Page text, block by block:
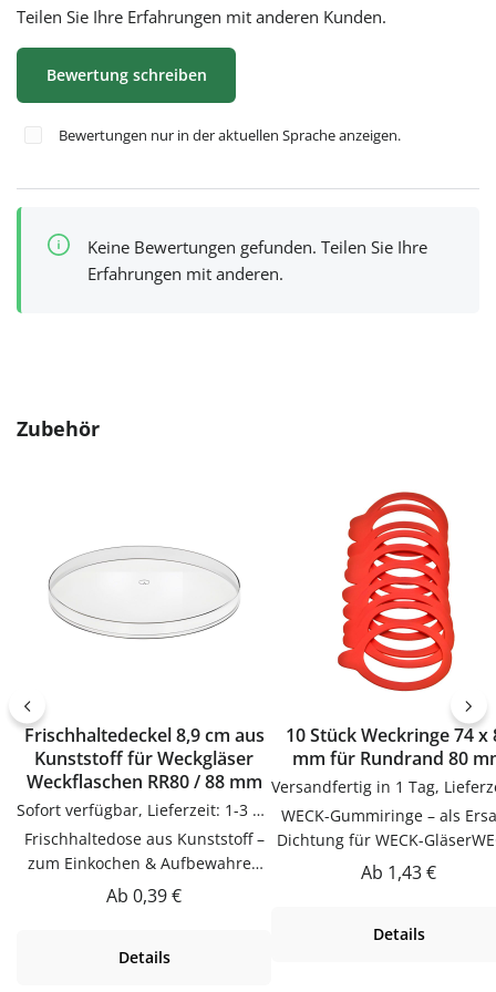
Teilen Sie Ihre Erfahrungen mit anderen Kunden.
Bewertung schreiben
Bewertungen nur in der aktuellen Sprache anzeigen.
Keine Bewertungen gefunden. Teilen Sie Ihre
Erfahrungen mit anderen.
Produktgalerie überspringen
Zubehör
Frischhaltedeckel 8,9 cm aus
Kunststoff für Weckgläser
Weckflaschen RR80 / 88 mm
Sofort verfügbar, Lieferzeit: 1-3 Tage
Frischhaltedose aus Kunststoff –
zum Einkochen & Aufbewahren
im WECK-SystemDieser
im WECK-System. Hochwertig
Regulärer Preis:
Ab 0,39 €
Details
10 Stück Weckringe 74 x 86
mm für Rundrand 80
WECK-Gummiringe – als
Dichtung für WECK-
Gummiringe als Ersatz-
Haushalt – passend zu
Regulärer Preis:
Ab 1,43 €
Details